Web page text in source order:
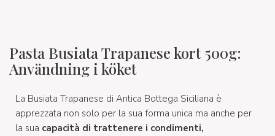
Pasta Busiata Trapanese kort 500g:
Användning i köket
La Busiata Trapanese di Antica Bottega Siciliana è
apprezzata non solo per la sua forma unica ma anche per
la sua capacità di trattenere i condimenti,